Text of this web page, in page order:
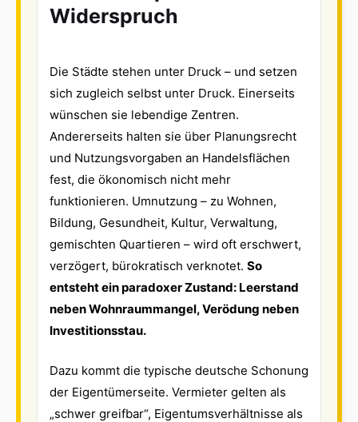
Widerspruch
Die Städte stehen unter Druck – und setzen
sich zugleich selbst unter Druck. Einerseits
wünschen sie lebendige Zentren.
Andererseits halten sie über Planungsrecht
und Nutzungsvorgaben an Handelsflächen
fest, die ökonomisch nicht mehr
funktionieren. Umnutzung – zu Wohnen,
Bildung, Gesundheit, Kultur, Verwaltung,
gemischten Quartieren – wird oft erschwert,
verzögert, bürokratisch verknotet. So
entsteht ein paradoxer Zustand: Leerstand
neben Wohnraummangel, Verödung neben
Investitionsstau.
Dazu kommt die typische deutsche Schonung
der Eigentümerseite. Vermieter gelten als
„schwer greifbar“, Eigentumsverhältnisse als